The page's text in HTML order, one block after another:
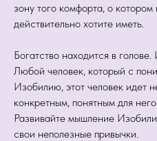
зону того комфорта, о
действительно хотите иметь.
Богатство находится в
Любой человек, который с
Изобилию, этот человек идет
конкретным, понятным для
Развивайте мышление
свои неполезные привычки.